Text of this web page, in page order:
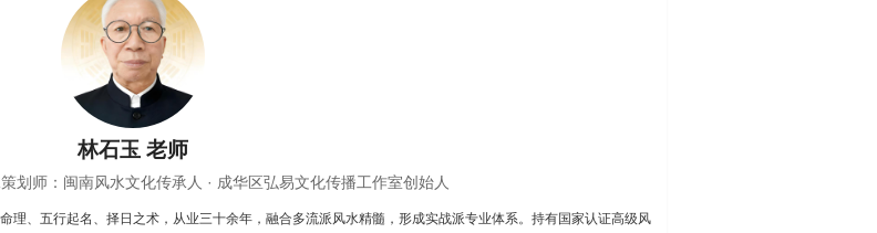
林石玉 老师
划师：闽南风水文化传承人 · 成华区弘易文化传播工作室创始人
理、五行起名、择日之术，从业三十余年，融合多流派风水精髓，形成实战派专业体系。持有国家认证高级风